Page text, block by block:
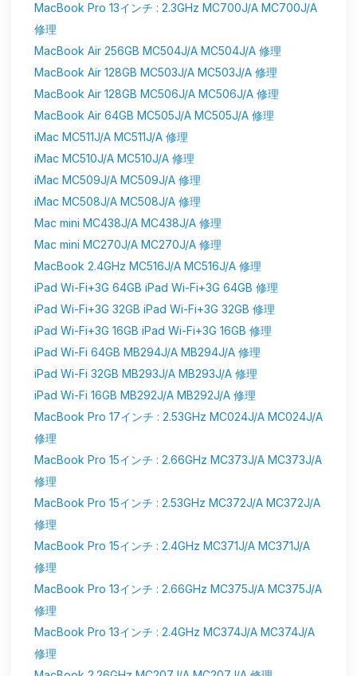
MacBook Pro 13インチ : 2.3GHz MC700J/A MC700J/A
修理
MacBook Air 256GB MC504J/A MC504J/A 修理
MacBook Air 128GB MC503J/A MC503J/A 修理
MacBook Air 128GB MC506J/A MC506J/A 修理
MacBook Air 64GB MC505J/A MC505J/A 修理
iMac MC511J/A MC511J/A 修理
iMac MC510J/A MC510J/A 修理
iMac MC509J/A MC509J/A 修理
iMac MC508J/A MC508J/A 修理
Mac mini MC438J/A MC438J/A 修理
Mac mini MC270J/A MC270J/A 修理
MacBook 2.4GHz MC516J/A MC516J/A 修理
iPad Wi-Fi+3G 64GB iPad Wi-Fi+3G 64GB 修理
iPad Wi-Fi+3G 32GB iPad Wi-Fi+3G 32GB 修理
iPad Wi-Fi+3G 16GB iPad Wi-Fi+3G 16GB 修理
iPad Wi-Fi 64GB MB294J/A MB294J/A 修理
iPad Wi-Fi 32GB MB293J/A MB293J/A 修理
iPad Wi-Fi 16GB MB292J/A MB292J/A 修理
MacBook Pro 17インチ : 2.53GHz MC024J/A MC024J/A
修理
MacBook Pro 15インチ : 2.66GHz MC373J/A MC373J/A
修理
MacBook Pro 15インチ : 2.53GHz MC372J/A MC372J/A
修理
MacBook Pro 15インチ : 2.4GHz MC371J/A MC371J/A
修理
MacBook Pro 13インチ : 2.66GHz MC375J/A MC375J/A
修理
MacBook Pro 13インチ : 2.4GHz MC374J/A MC374J/A
修理